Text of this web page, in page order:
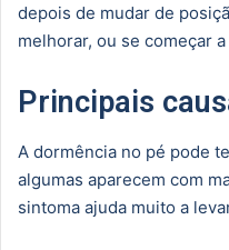
depois de mudar de
melhorar, ou se começar
Principais
A dormência no pé pode
algumas aparecem com
sintoma ajuda muito a